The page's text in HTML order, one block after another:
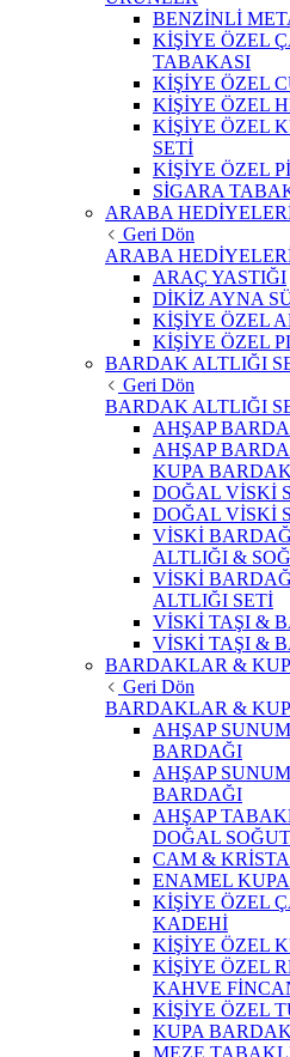
BENZİNLİ
KİŞİYE ÖZEL
TABAKASI
KİŞİYE ÖZEL
KİŞİYE ÖZEL
KİŞİYE ÖZEL
SETİ
KİŞİYE ÖZEL
SİGARA
ARABA
Geri Dön
ARABA
ARAÇ YASTIĞI
DİKİZ AYNA
KİŞİYE ÖZEL
KİŞİYE ÖZEL
BARDAK ALTLIĞI
Geri Dön
BARDAK ALTLIĞI
AHŞAP
AHŞAP
KUPA
DOĞAL VİSKİ
DOĞAL VİSKİ
VİSKİ
ALTLIĞI &
VİSKİ
ALTLIĞI SETİ
VİSKİ TAŞI &
VİSKİ TAŞI &
BARDAKLAR &
Geri Dön
BARDAKLAR &
AHŞAP
BARDAĞI
AHŞAP
BARDAĞI
AHŞAP
DOĞAL
CAM &
ENAMEL KUPA
KİŞİYE ÖZEL
KADEHİ
KİŞİYE ÖZEL
KİŞİYE ÖZEL
KAHVE
KİŞİYE ÖZEL
KUPA